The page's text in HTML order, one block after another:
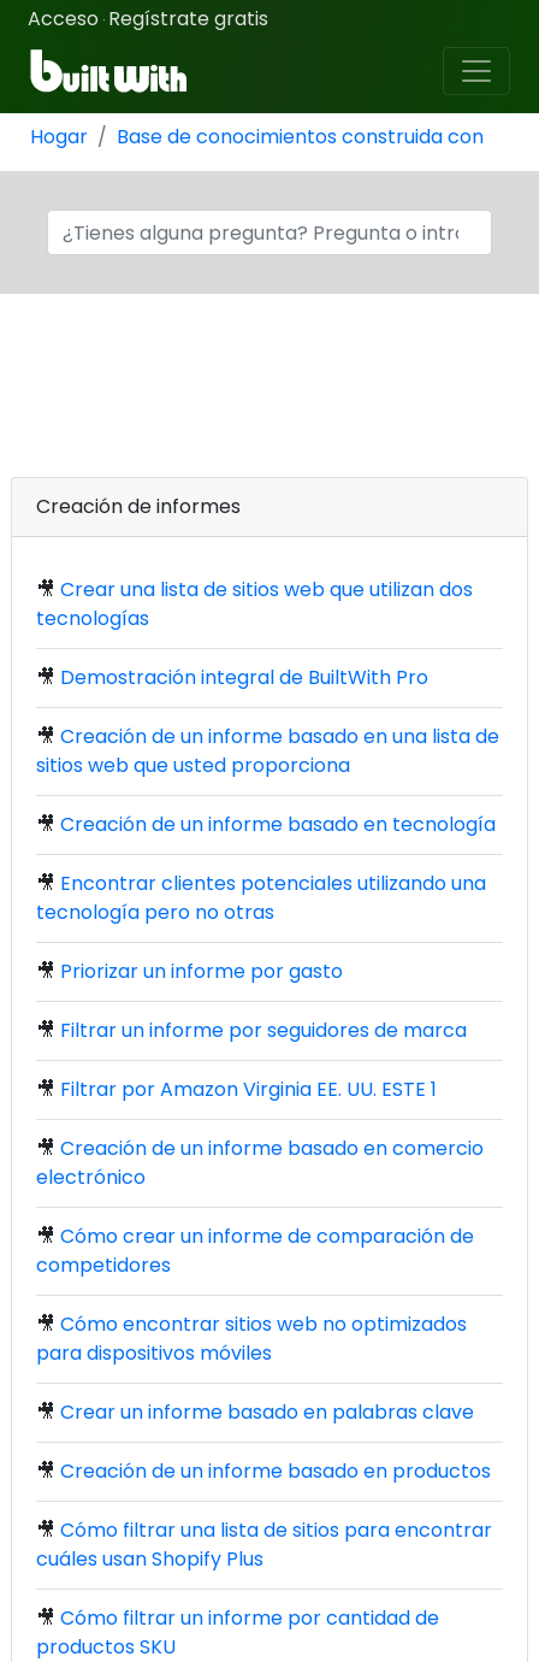
Acceso · Regístrate gratis
Hogar Base de conocimientos construida con
Creación de informes
🎥 Crear una lista de sitios web que utilizan dos
tecnologías
🎥 Demostración integral de BuiltWith Pro
🎥 Creación de un informe basado en una lista de
sitios web que usted proporciona
🎥 Creación de un informe basado en tecnología
🎥 Encontrar clientes potenciales utilizando una
tecnología pero no otras
🎥 Priorizar un informe por gasto
🎥 Filtrar un informe por seguidores de marca
🎥 Filtrar por Amazon Virginia EE. UU. ESTE 1
🎥 Creación de un informe basado en comercio
electrónico
🎥 Cómo crear un informe de comparación de
competidores
🎥 Cómo encontrar sitios web no optimizados
para dispositivos móviles
🎥 Crear un informe basado en palabras clave
🎥 Creación de un informe basado en productos
🎥 Cómo filtrar una lista de sitios para encontrar
cuáles usan Shopify Plus
🎥 Cómo filtrar un informe por cantidad de
productos SKU